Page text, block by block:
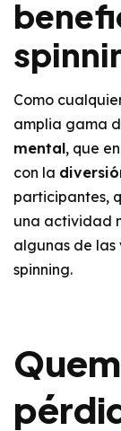
Como
amplia gama
mental, que
con la
participantes,
una actividad
algunas de
spinning.